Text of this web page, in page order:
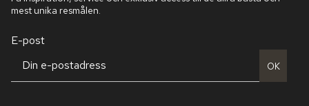
mest unika resmålen.
E-post
OK